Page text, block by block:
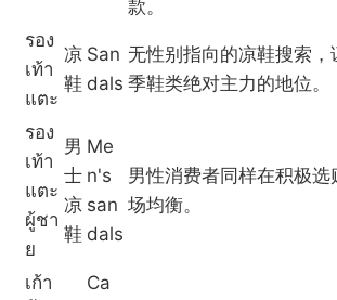
款。
รอง
เท้า
แตะ
凉
鞋
San
dals
无性别指向的凉鞋搜索，
季鞋类绝对主力的地位。
รอง
เท้า
แตะ
ผู้ชา
ย
男
士
凉
鞋
Me
n's
san
dals
男性消费者同样在积极
场均衡。
เก้า
Ca